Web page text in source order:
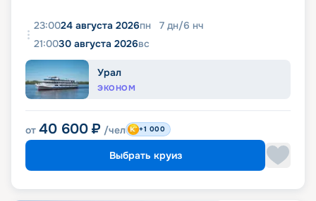
23:0024 августа 2026пн 7 дн/6 нч
21:0030 августа 2026вс
Урал
ЭКОНОМ
от 40 600 ₽ /чел +1 000
Выбрать круиз